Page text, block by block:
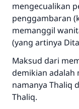
mengecualikan
penggambaran
memanggil
(yang artinya
Maksud dari
demikian adalah
namanya Thaliq
Thaliq.